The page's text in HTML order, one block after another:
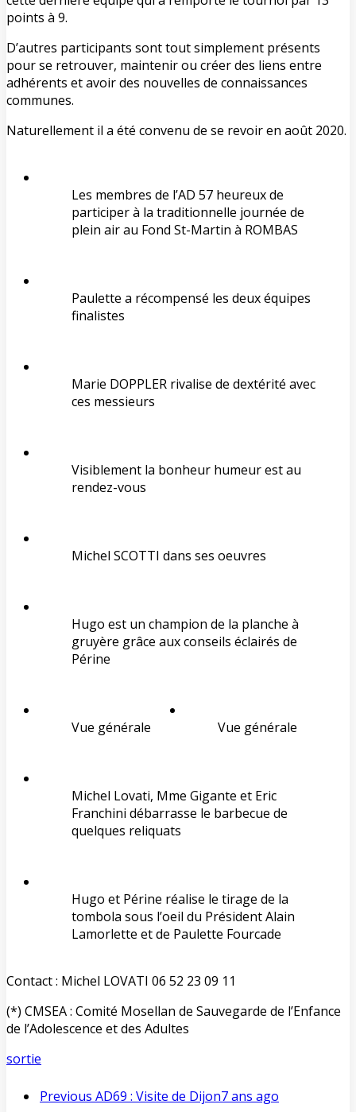
points à 9.
D’autres participants sont tout simplement présents
pour se retrouver, maintenir ou créer des liens entre
adhérents et avoir des nouvelles de connaissances
communes.
Naturellement il a été convenu de se revoir en août 2020.
Les membres de l’AD 57 heureux de
participer à la traditionnelle journée de
plein air au Fond St-Martin à ROMBAS
Paulette a récompensé les deux équipes
finalistes
Marie DOPPLER rivalise de dextérité avec
ces messieurs
Visiblement la bonheur humeur est au
rendez-vous
Michel SCOTTI dans ses oeuvres
Hugo est un champion de la planche à
gruyère grâce aux conseils éclairés de
Périne
Vue générale Vue générale
Michel Lovati, Mme Gigante et Eric
Franchini débarrasse le barbecue de
quelques reliquats
Hugo et Périne réalise le tirage de la
tombola sous l’oeil du Président Alain
Lamorlette et de Paulette Fourcade
Contact : Michel LOVATI 06 52 23 09 11
(*) CMSEA : Comité Mosellan de Sauvegarde de l’Enfance
de l’Adolescence et des Adultes
sortie
Previous AD69 : Visite de Dijon7 ans ago